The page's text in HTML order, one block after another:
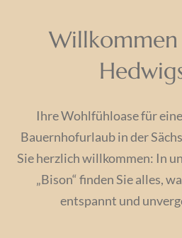
Ihre Wohlfühloase für
Bauernhofurlaub in der
Sie herzlich willkommen: In
„Bison“ finden Sie alles,
entspannt und